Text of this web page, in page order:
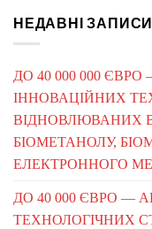
НЕДАВНІ ЗАПИСИ
ДО 40 000 000
ІННОВАЦІЙНИХ
ВІДНОВЛЮВАНИХ
БІОМЕТАНОЛУ,
ЕЛЕКТРОННОГО
ДО 40 000 ЄВРО —
ТЕХНОЛОГІЧНИХ